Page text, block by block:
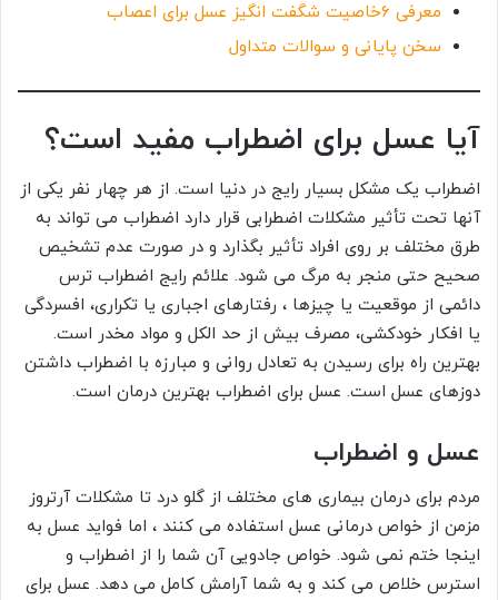
معرفی 6خاصیت شگفت انگیز عسل برای اعصاب
سخن پایانی و سوالات متداول
آیا عسل برای اضطراب مفید است؟
اضطراب یک مشکل بسیار رایج در دنیا است. از هر چهار نفر یکی از
آنها تحت تأثیر مشکلات اضطرابی قرار دارد اضطراب می تواند به
طرق مختلف بر روی افراد تأثیر بگذارد و در صورت عدم تشخیص
صحیح حتی منجر به مرگ می شود. علائم رایج اضطراب ترس
دائمی از موقعیت یا چیزها ، رفتارهای اجباری یا تکراری، افسردگی
یا افکار خودکشی، مصرف بیش از حد الکل و مواد مخدر است.
بهترین راه برای رسیدن به تعادل روانی و مبارزه با اضطراب داشتن
دوزهای عسل است. عسل برای اضطراب بهترین درمان است.
عسل و اضطراب
مردم برای درمان بیماری های مختلف از گلو درد تا مشکلات آرتروز
مزمن از خواص درمانی عسل استفاده می کنند ، اما فواید عسل به
اینجا ختم نمی شود. خواص جادویی آن شما را از اضطراب و
استرس خلاص می کند و به شما آرامش کامل می دهد. عسل برای